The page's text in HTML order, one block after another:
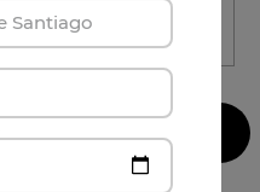
ENVÍO
al carrito